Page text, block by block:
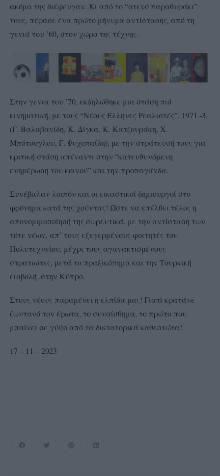
ακόμα της διέφευγαν. Κι από το “στενό παραθυράκι”
τους, πέρασε ένα πρώτο μήνυμα αντίστασης, από τη
γενιά του ’60, στον χώρο της τέχνης.
Στην γενια του ’70, εκδηλώθηκε μια στάση πιό
κινηματική, με τους “Νέους Έλληνες Ρεαλιστές”, 1971 -3,
(Γ. Βαλαβανίδη, Κ. Δίγκα, Κ. Κατζουράκη, Χ.
Μπότσογλου, Γ. Ψυχοπαίδη), με την στράτευσή τους για
κριτική στάση απέναντι στην “κατευθυνόμενη
ενημέρωση του κοινού” και την προπαγάνδα.
Συνέβαλαν λοιπόν και οι εικαστικοί δημιουργοί στο
φρόνημα κατά της χούντας! Ώστε να επέλθει τέλος η
απονομιμοποίησή της σωρευτικά, με την αντίσταση των
τότε νέων, απ’ τους εξεγερμένους φοιτητές του
Πολυτεχνείου, μέχρι τους αγανακτισμένους
στρατιώτες, μετά το πραξικόπημα και την Τουρκική
εισβολή .στην Κύπρο.
Στους νέους παραμένει η ελπίδα μας! Γιατί κρατάνε
ζωντανό τον έρωτα, το συναίσθημα, το πρώτο που
μπαίνει σε γύψο από τα δικτατορικά καθεστώτα!
17 – 11 – 2023